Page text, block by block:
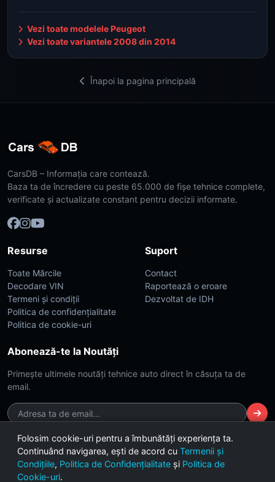
Vezi toate modelele Peugeot
Vezi toate variantele 2008 din 2014
Înapoi la pagina principală
CarsDB – Informația care contează.
Baza ta de încredere cu peste 65.000 de fișe tehnice complete,
verificate și actualizate constant pentru decizii informate.
Resurse
Toate Mărcile
Decodare VIN
Termeni și condiții
Politica de confidențialitate
Politica de cookie-uri
Suport
Contact
Raportează o eroare
Dezvoltat de IDH
Abonează-te la Noutăți
Primește ultimele noutăți tehnice auto direct în căsuța ta de
email.
© 2026 CarsDB. Toate drepturile rezervate. Made with ❤️ for car
enthusiasts.
Folosim cookie-uri pentru a îmbunătăți experiența ta.
Continuând navigarea, ești de acord cu Termenii și
Condițiile, Politica de Confidențialitate și Politica de
Cookie-uri.